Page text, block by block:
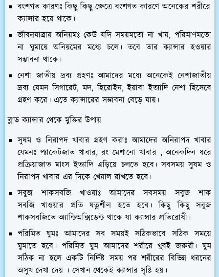
বংশগত কারণঃকিছু কিছু ক্ষেত্রে বংশগত কারণে অনেকের শরীরে
ক্যান্সার হয়ে থাকে।
জীবনযাত্রায় অনিয়মঃ কেউ যদি সময়মতো না খায়, পরিমাণমতো
না ঘুমায়ে অনিয়মের মধ্যে চলে। তবে তার ক্যান্সার হওয়ার
সম্ভাবনা থাকে।
নেশা জাতীয় দ্রব্য গ্রহণঃআমাদের মধ্যে অনেকেই নেশাজাতীয়
দ্রব্য যেমন সিগারেট, মদ, হিরোইন, ইয়াবা ইত্যাদি নেশা হিসেবে
গ্রহণ করে। এতে ক্যান্সারের সম্ভাবনা বেড়ে যায়।
ব্লাড ক্যান্সার থেকে মুক্তির উপায়
সুষম ও নিরাপদ খাবার গ্রহণ করাঃ আমাদের অনিরাপদ খাবার
যেমনঃ প্যাকেটজাত খাবার, রং মেশানো খাবার , অনেকদিন ধরে
প্রক্রিয়াজাত মাংস ইত্যাদি এড়িয়ে চলতে হবে। সবসময় সুষম ও
নিরাপদ খাবার এর দিকে খেয়াল রাখতে হবে।
সবুজ শাকসবজি খাওয়াঃ আমাদের সবসময় সবুজ শাক
সবজি খাওয়ার প্রতি যত্নশীল হতে হবে। কিছু কিছু সবুজ
শাকসবজিতে অ্যান্টিঅক্সিডেন্ট থাকে যা ক্যান্সার প্রতিরোধী।
পরিমিত ঘুমঃ আমাদের সব সময়ই সঠিকভাবে সঠিক সময়ে
ঘুমাতে হবে। পরিমিত ঘুম আমাদের শরীরে খুবই জরুরী। ঘুম
সঠিক না হলে একটি নির্দিষ্ট সময় পর শরীরের বিভিন্ন ধরনের
অসুখ দেখা দেয় । সেখান থেকেই ক্যান্সার সৃষ্টি হয়।